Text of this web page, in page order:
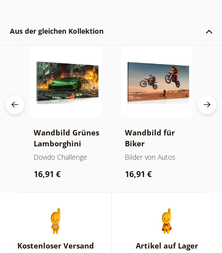
Aus der gleichen Kollektion
Wandbild Grünes
Lamborghini
Huracán
Dovido Challenge
16,91 €
Wandbild für
Biker
Bilder von Autos
16,91 €
Kostenloser Versand Artikel auf Lager